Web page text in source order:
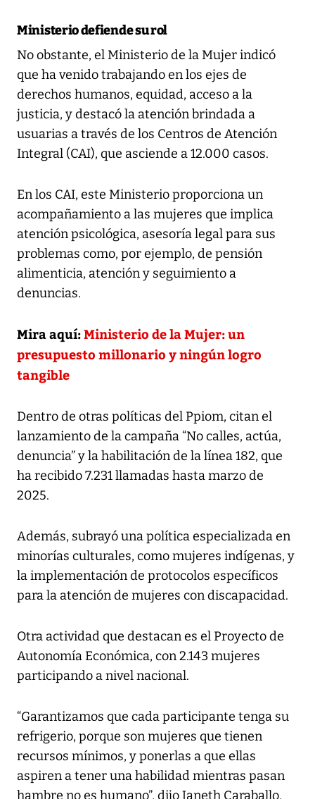
Ministerio defiende su rol
No obstante, el Ministerio de la Mujer indicó
que ha venido trabajando en los ejes de
derechos humanos, equidad, acceso a la
justicia, y destacó la atención brindada a
usuarias a través de los Centros de Atención
Integral (CAI), que asciende a 12.000 casos.
En los CAI, este Ministerio proporciona un
acompañamiento a las mujeres que implica
atención psicológica, asesoría legal para sus
problemas como, por ejemplo, de pensión
alimenticia, atención y seguimiento a
denuncias.
Mira aquí:Ministerio de la Mujer: un
presupuesto millonario y ningún logro
tangible
Dentro de otras políticas del Ppiom, citan el
lanzamiento de la campaña “No calles, actúa,
denuncia” y la habilitación de la línea 182, que
ha recibido 7.231 llamadas hasta marzo de
2025.
Además, subrayó una política especializada en
minorías culturales, como mujeres indígenas, y
la implementación de protocolos específicos
para la atención de mujeres con discapacidad.
Otra actividad que destacan es el Proyecto de
Autonomía Económica, con 2.143 mujeres
participando a nivel nacional.
“Garantizamos que cada participante tenga su
refrigerio, porque son mujeres que tienen
recursos mínimos, y ponerlas a que ellas
aspiren a tener una habilidad mientras pasan
hambre no es humano”, dijo Janeth Caraballo,